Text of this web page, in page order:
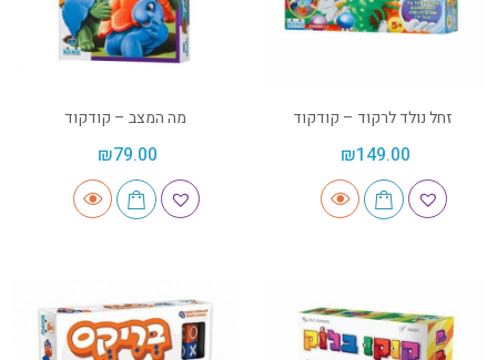
זחל נולד לרקוד – קודקוד
₪149.00
מה המצב – קודקוד
₪79.00